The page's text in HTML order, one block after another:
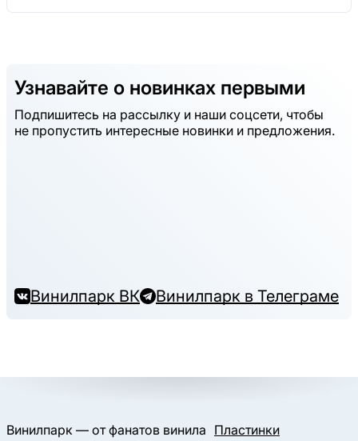
Узнавайте о новинках первыми
Подпишитесь на рассылку и наши соцсети, чтобы
не пропустить интересные новинки и предложения.
Винилпарк ВК Винилпарк в Телеграме
Винилпарк — от фанатов винила Пластинки